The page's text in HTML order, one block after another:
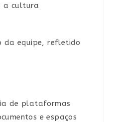
a cultura
da equipe, refletido
de plataformas
e espaços